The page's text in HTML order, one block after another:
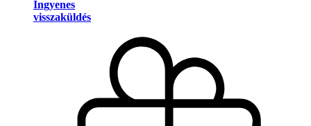
Ingyenes
visszaküldés